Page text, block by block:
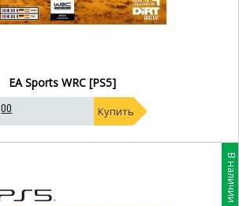
EA Sports WRC [PS5]
00 Купить
В наличии